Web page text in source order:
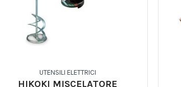
UTENSILI ELETTRICI
HIKOKI MISCELATORE